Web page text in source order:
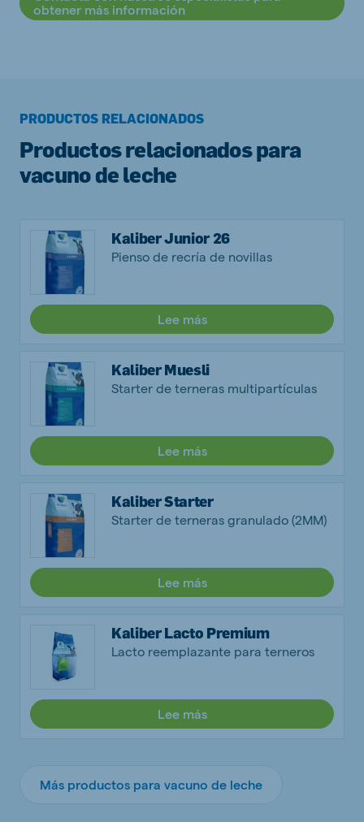
obtener más información
PRODUCTOS RELACIONADOS
Productos relacionados para
vacuno de leche
Kaliber Junior 26
Pienso de recría de novillas
Lee más
Kaliber Muesli
Starter de terneras multipartículas
Lee más
Kaliber Starter
Starter de terneras granulado (2MM)
Lee más
Kaliber Lacto Premium
Lacto reemplazante para terneros
Lee más
Más productos para vacuno de leche